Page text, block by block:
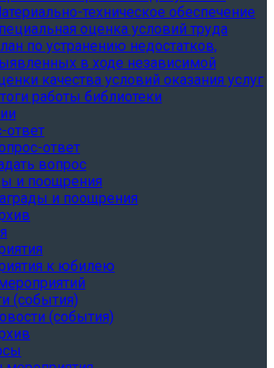
техническое обеспечение
оценка условий труда
по устранению недостатков,
в ходе независимой
качества условий оказания услуг
работы библиотеки
ответ
ответ
вопрос
и поощрения
и поощрения
к юбилею
(события)
(события)